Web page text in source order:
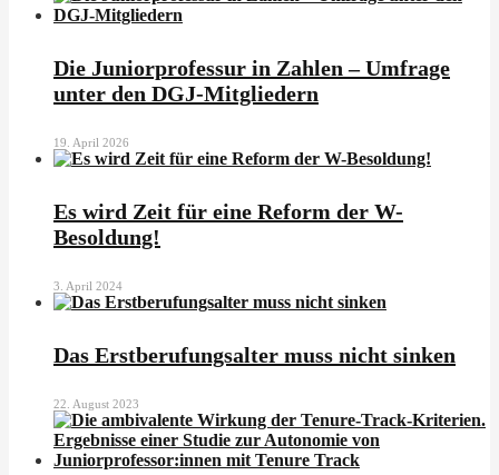
Die Juniorprofessur in Zahlen – Umfrage
unter den DGJ-Mitgliedern
19. April 2026
Es wird Zeit für eine Reform der W-
Besoldung!
3. April 2024
Das Erstberufungsalter muss nicht sinken
22. August 2023